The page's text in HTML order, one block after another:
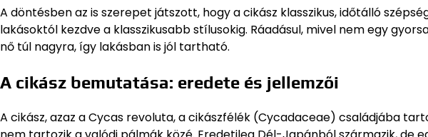
A döntésben az is szerepet játszott, hogy a cikász klasszikus, időtálló
lakásoktól kezdve a klasszikusabb stílusokig. Ráadásul, mivel nem egy
nő túl nagyra, így lakásban is jól tartható.
A cikász bemutatása: eredete és jellemzői
A cikász, azaz a Cycas revoluta, a cikászfélék (Cycadaceae) családjába